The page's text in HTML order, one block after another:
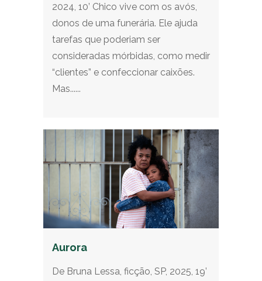
2024, 10’ Chico vive com os avós,
donos de uma funerária. Ele ajuda
tarefas que poderiam ser
consideradas mórbidas, como medir
“clientes” e confeccionar caixões.
Mas......
Aurora
De Bruna Lessa, ficção, SP, 2025, 19’